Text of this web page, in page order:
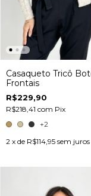
Casaqueto Tricô
Frontais
R$229,90
R$218,41 com Pix
+2
2 x de R$114,95 sem juros